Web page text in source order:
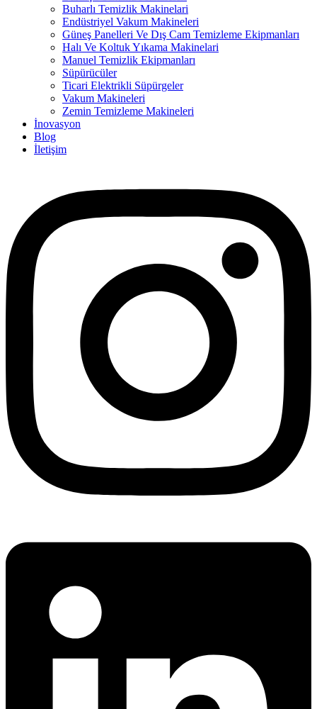
Buharlı Temizlik Makinelari
Endüstriyel Vakum Makineleri
Güneş Panelleri Ve Dış Cam Temizleme Ekipmanları
Halı Ve Koltuk Yıkama Makinelari
Manuel Temizlik Ekipmanları
Süpürücüler
Ticari Elektrikli Süpürgeler
Vakum Makineleri
Zemin Temizleme Makineleri
İnovasyon
Blog
İletişim